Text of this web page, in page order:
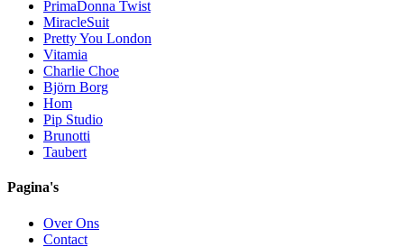
PrimaDonna Twist
MiracleSuit
Pretty You London
Vitamia
Charlie Choe
Björn Borg
Hom
Pip Studio
Brunotti
Taubert
Pagina's
Over Ons
Contact